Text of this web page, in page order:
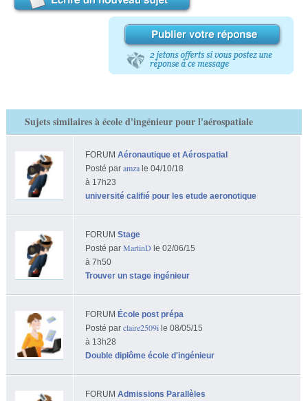
Sujets similaires à école d'ingénieur pour l'aérospatiale
FORUM Aéronautique et Aérospatial
Posté par amzale 04/10/18
à 17h23
université califié pour les etude aeronotique
FORUM Stage
Posté par MartinD le 02/06/15
à 7h50
Trouver un stage ingénieur
FORUM École post prépa
Posté par claire2509ile 08/05/15
à 13h28
Double diplôme école d'ingénieur
FORUM Admissions Parallèles